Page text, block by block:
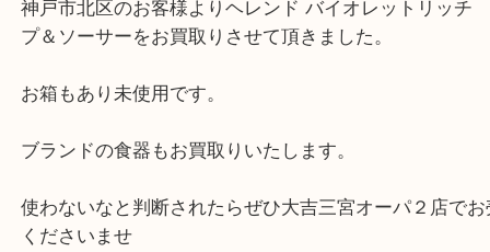
神戸市北区のお客様よりヘレンド バイオレットリ
プ＆ソーサーをお買取りさせて頂きました。
お箱もあり未使用です。